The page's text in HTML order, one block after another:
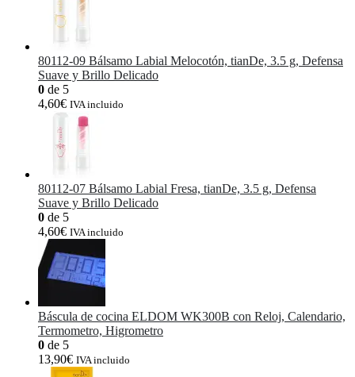
80112-09 Bálsamo Labial Melocotón, tianDe, 3.5 g, Defensa
Suave y Brillo Delicado
0 de 5
4,60€ IVA incluido
80112-07 Bálsamo Labial Fresa, tianDe, 3.5 g, Defensa
Suave y Brillo Delicado
0 de 5
4,60€ IVA incluido
Báscula de cocina ELDOM WK300B con Reloj, Calendario,
Termometro, Higrometro
0 de 5
13,90€ IVA incluido